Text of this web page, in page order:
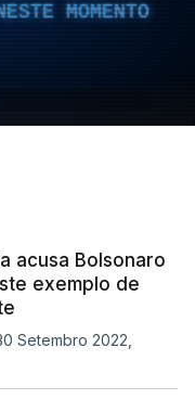
MOMENTO
acusa Bolsonaro
exemplo de
Setembro 2022,